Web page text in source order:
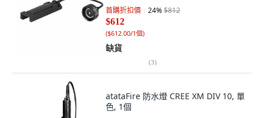
首購折扣價 24%$812
$612
($612.00/1個)
缺貨
(3)
atataFire 防水燈 CREE XM DIV 10, 單
色, 1個